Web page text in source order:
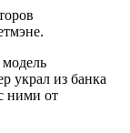
украл из банка
ними от